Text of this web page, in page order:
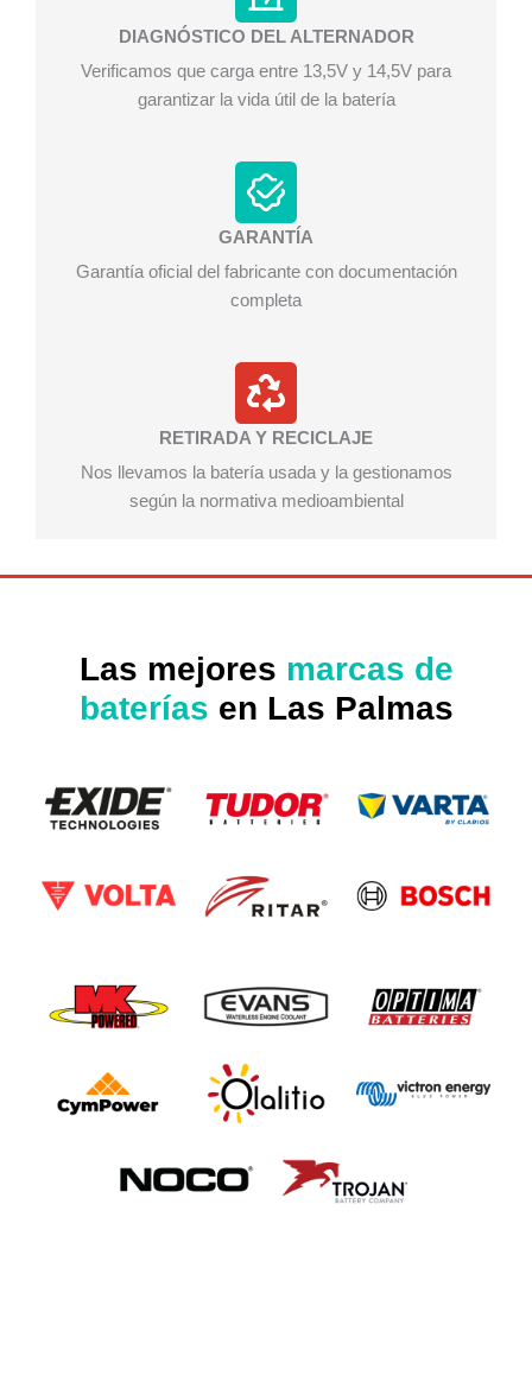
DIAGNÓSTICO DEL ALTERNADOR
Verificamos que carga entre 13,5V y 14,5V para
garantizar la vida útil de la batería
GARANTÍA
Garantía oficial del fabricante con documentación
completa
RETIRADA Y RECICLAJE
Nos llevamos la batería usada y la gestionamos
según la normativa medioambiental
Las mejores marcas de
baterías en Las Palmas